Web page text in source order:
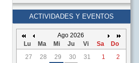
ACTIVIDADES Y EVENTOS
Ago 2026
Lu
Ma Mi Ju Vi Sa
Do
27
28 29 30 31 1
2